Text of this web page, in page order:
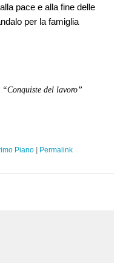
pace e alla fine delle
per la famiglia
del lavoro”
Piano | Permalink